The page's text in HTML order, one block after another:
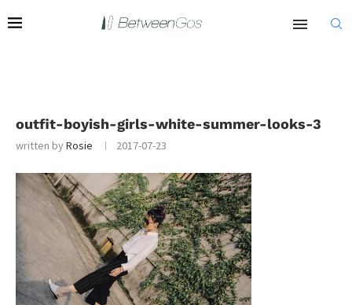
outfit-boyish-girls-white-summer-looks-3
written byRosie 2017-07-23